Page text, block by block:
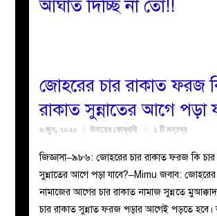
আঘাত দিচ্ছি না তো!!
জোহরের চার রাকাত ফরজ
রাকাত সুন্নাতের আগে পড়া
৯ জুন, ২০২০ উমায়ের কোব্বাদী ১ টি মন্তব্য
জিজ্ঞাসা–৯৮৬: জোহরের চার রাকাত ফরজ কি চার
সুন্নাতের আগে পড়া যাবে?–Mimu জবাব:
নামাজের আগের চার রাকাত নামাজ সুন্নতে
চার রাকাত সুন্নাত ফরজ পড়ার আগেই পড়তে